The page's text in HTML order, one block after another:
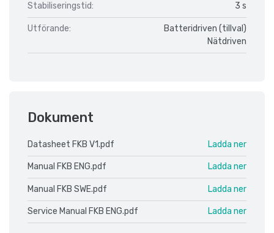
Stabiliseringstid: 3 s
Utförande:
Batteridriven (tillval)
Nätdriven
Dokument
Datasheet FKB V1.pdf Ladda ner
Manual FKB ENG.pdf Ladda ner
Manual FKB SWE.pdf Ladda ner
Service Manual FKB ENG.pdf Ladda ner